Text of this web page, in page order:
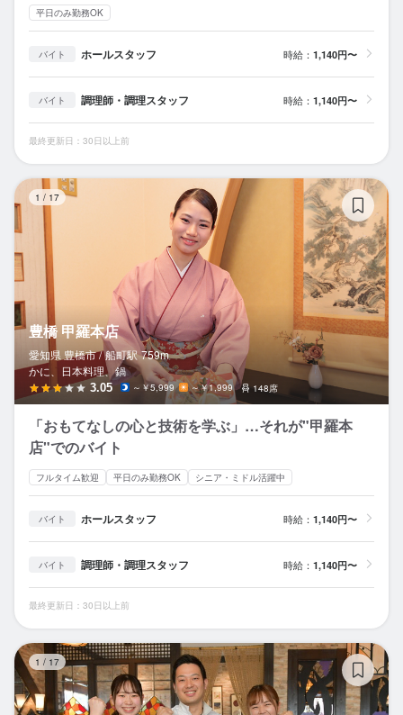
平日のみ勤務OK
バイト ホールスタッフ 時給： 1,140円〜
バイト 調理師・調理スタッフ 時給： 1,140円〜
最終更新日：30日以上前
1 / 17
豊橋 甲羅本店
愛知県 豊橋市 / 船町駅 759m
かに、日本料理、鍋
3.05 ～￥5,999 ～￥1,999 148席
「おもてなしの心と技術を学ぶ」…それが"甲羅本
店"でのバイト
フルタイム歓迎 平日のみ勤務OK シニア・ミドル活躍中
バイト ホールスタッフ 時給： 1,140円〜
バイト 調理師・調理スタッフ 時給： 1,140円〜
最終更新日：30日以上前
1 / 17